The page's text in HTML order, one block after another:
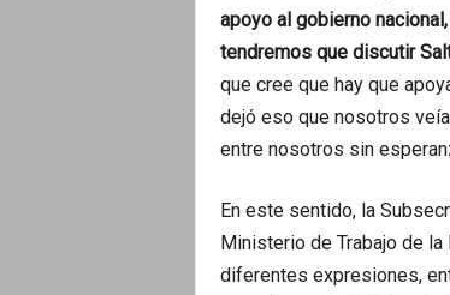
apoyo al gobierno
tendremos que discutir
que cree que hay que
dejó eso que nosotros
entre nosotros sin
En este sentido, la
Ministerio de Trabajo de
diferentes expresiones,